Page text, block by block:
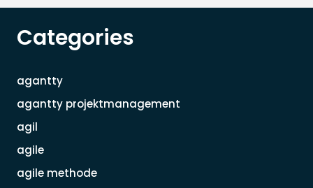
Categories
agantty
agantty projektmanagement
agil
agile
agile methode